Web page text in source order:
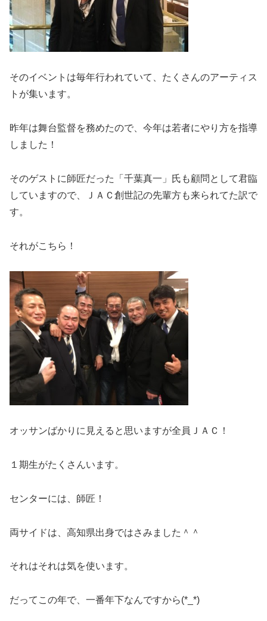
そのイベントは毎年行われていて、たくさんのアーティス
トが集います。
昨年は舞台監督を務めたので、今年は若者にやり方を指導
しました！
そのゲストに師匠だった「千葉真一」氏も顧問として君臨
していますので、ＪＡＣ創世記の先輩方も来られてた訳で
す。
それがこちら！
オッサンばかりに見えると思いますが全員ＪＡＣ！
１期生がたくさんいます。
センターには、師匠！
両サイドは、高知県出身ではさみました＾＾
それはそれは気を使います。
だってこの年で、一番年下なんですから(*_*)